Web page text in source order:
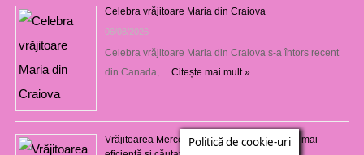
Celebra vrăjitoare Maria din Craiova
06/08/2026
Celebra vrăjitoare Maria din Craiova s-a întors recent
din Canada, … Citește mai mult »
Vrăjitoarea Mercedeza din Craiova este cea mai
Politică de cookie-uri